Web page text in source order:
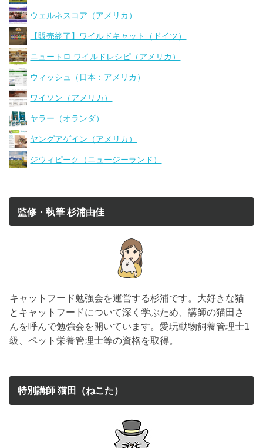
ウェルネスコア（アメリカ）
【販売終了】ワイルドキャット（ドイツ）
ニュートロ ワイルドレシピ（アメリカ）
ウィッシュ（日本：アメリカ）
ワイソン（アメリカ）
ヤラー（オランダ）
ヤングアゲイン（アメリカ）
ジウィピーク（ニュージーランド）
監修・執筆 杉浦由佳
キャットフード勉強会を運営する杉浦です。大好きな猫
とキャットフードについて深く学ぶため、講師の猫田さ
んを呼んで勉強会を開いています。愛玩動物飼養管理士1
級、ペット栄養管理士等の資格を取得。
特別講師 猫田（ねこた）